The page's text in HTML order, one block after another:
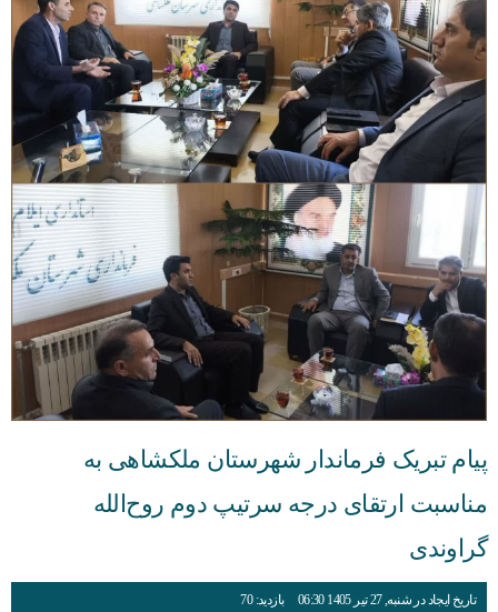
پیام تبریک فرماندار شهرستان ملکشاهی به
مناسبت ارتقای درجه سرتیپ دوم روح‌الله
گراوندی
تاریخ ایجاد در شنبه, 27 تیر 1405 06:30 بازدید: 70